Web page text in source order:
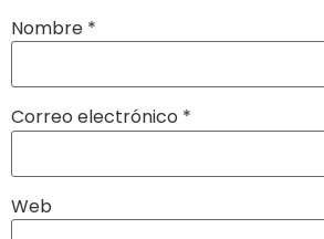
Nombre *
Correo electrónico *
Web